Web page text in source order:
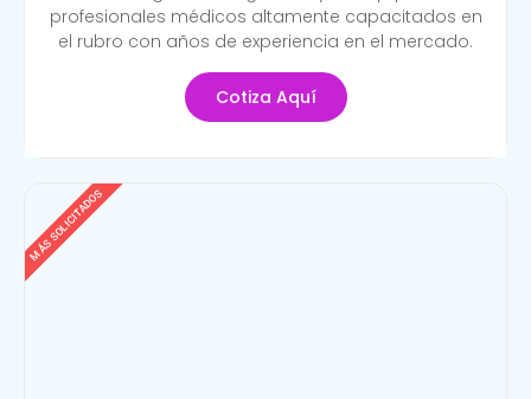
profesionales médicos altamente capacitados en
el rubro con años de experiencia en el mercado.
Cotiza Aquí
MÁS SOLICITADOS